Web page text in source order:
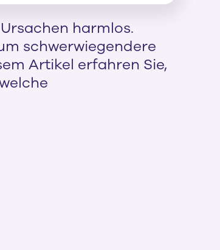
harmlos.
schwerwiegendere
Artikel erfahren Sie,